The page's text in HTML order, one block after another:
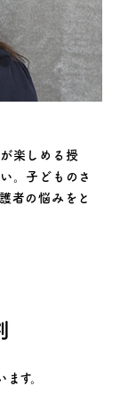
楽しめる授
。子どものさ
者の悩みをと
す。